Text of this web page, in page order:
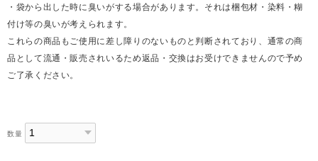
・袋から出した時に臭いがする場合があります。それは梱包材・染料・糊
付け等の臭いが考えられます。
これらの商品もご使用に差し障りのないものと判断されており、通常の商
品として流通・販売されいるため返品・交換はお受けできませんので予め
ご了承ください。
数量